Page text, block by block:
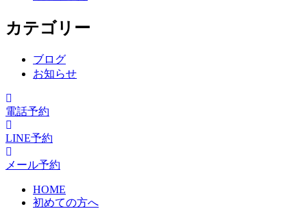
カテゴリー
ブログ
お知らせ
電話予約
LINE予約
メール予約
HOME
初めての方へ